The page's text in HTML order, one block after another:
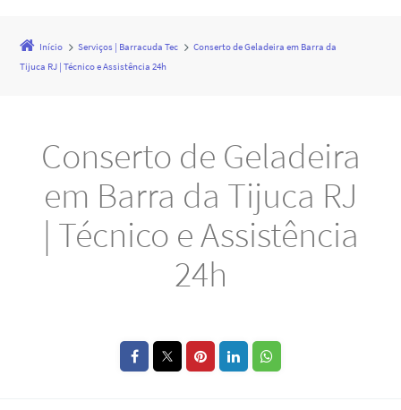
Início Serviços | Barracuda Tec
Conserto de Geladeira em Barra da
Tijuca RJ | Técnico e Assistência 24h
Conserto de Geladeira
em Barra da Tijuca RJ
| Técnico e Assistência
24h